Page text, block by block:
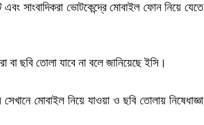
সাংবাদিকরা ভোটকেন্দ্রে মোবাইল ফোন নিয়ে যেতে
বা ছবি তোলা যাবে না বলে জানিয়েছে ইসি।
মোবাইল নিয়ে যাওয়া ও ছবি তোলায় নিষেধাজ্ঞা